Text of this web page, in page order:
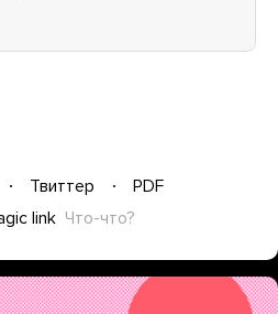
Твиттер
PDF
link Что-что?